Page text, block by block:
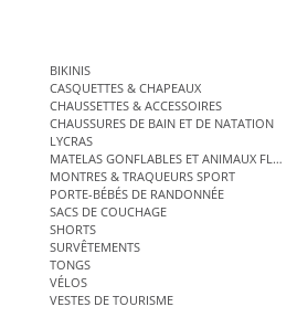
BIKINIS
CASQUETTES & CHAPEAUX
CHAUSSETTES & ACCESSOIRES
CHAUSSURES DE BAIN ET DE NATATION
LYCRAS
MATELAS GONFLABLES ET ANIMAUX
MONTRES & TRAQUEURS SPORT
PORTE-BÉBÉS DE RANDONNÉE
SACS DE COUCHAGE
SHORTS
SURVÊTEMENTS
TONGS
VÉLOS
VESTES DE TOURISME